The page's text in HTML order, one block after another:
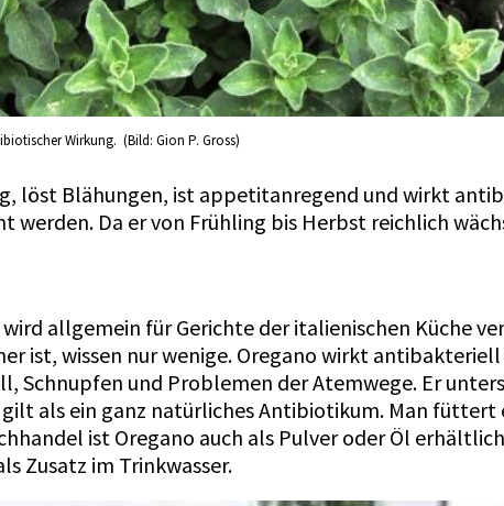
Wirkung. (Bild: Gion P. Gross)
löst Blähungen, ist appetitanregend und wirkt
werden. Da er von Frühling bis Herbst reichlich
allgemein für Gerichte der italienischen Küche
ist, wissen nur wenige. Oregano wirkt
Schnupfen und Problemen der Atemwege. Er
gilt als ein ganz natürliches Antibiotikum. Man
ist Oregano auch als Pulver oder Öl
Zusatz im Trinkwasser.